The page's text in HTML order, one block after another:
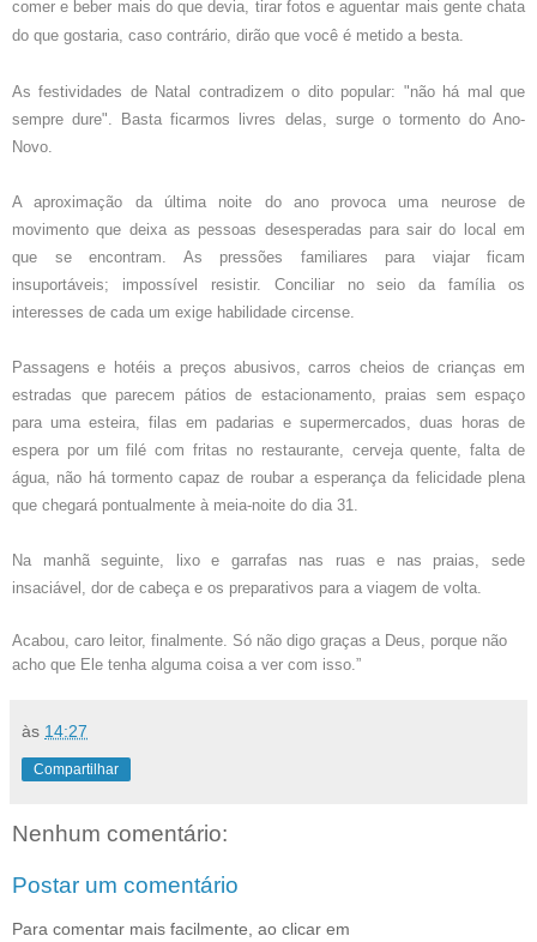
comer e beber mais do que devia, tirar fotos e aguentar mais gente chata
do que gostaria, caso contrário, dirão que você é metido a besta.
As festividades de Natal contradizem o dito popular: "não há mal que
sempre dure". Basta ficarmos livres delas, surge o tormento do Ano-
Novo.
A aproximação da última noite do ano provoca uma neurose de
movimento que deixa as pessoas desesperadas para sair do local em
que se encontram. As pressões familiares para viajar ficam
insuportáveis; impossível resistir. Conciliar no seio da família os
interesses de cada um exige habilidade circense.
Passagens e hotéis a preços abusivos, carros cheios de crianças em
estradas que parecem pátios de estacionamento, praias sem espaço
para uma esteira, filas em padarias e supermercados, duas horas de
espera por um filé com fritas no restaurante, cerveja quente, falta de
água, não há tormento capaz de roubar a esperança da felicidade plena
que chegará pontualmente à meia-noite do dia 31.
Na manhã seguinte, lixo e garrafas nas ruas e nas praias, sede
insaciável, dor de cabeça e os preparativos para a viagem de volta.
Acabou, caro leitor, finalmente. Só não digo graças a Deus, porque não
acho que Ele tenha alguma coisa a ver com isso.”
às 14:27
Compartilhar
Nenhum comentário:
Postar um comentário
Para comentar mais facilmente, ao clicar em